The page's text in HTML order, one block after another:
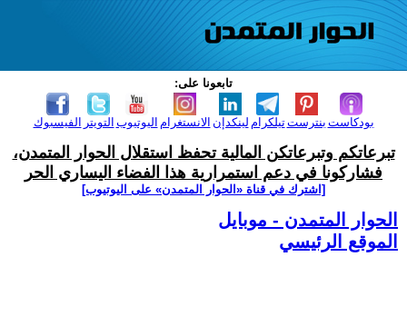
تابعونا على:
الفيسبوك التويتر اليوتيوب الانستغرام لينكدإن تيلكرامبنترست بودكاست
تبرعاتكم وتبرعاتكن المالية تحفظ استقلال الحوار المتمدن،
فشاركونا في دعم استمرارية هذا الفضاء اليساري الحر
[اشترك في قناة ‫«الحوار المتمدن» على اليوتيوب]
الحوار المتمدن - موبايل
الموقع الرئيسي